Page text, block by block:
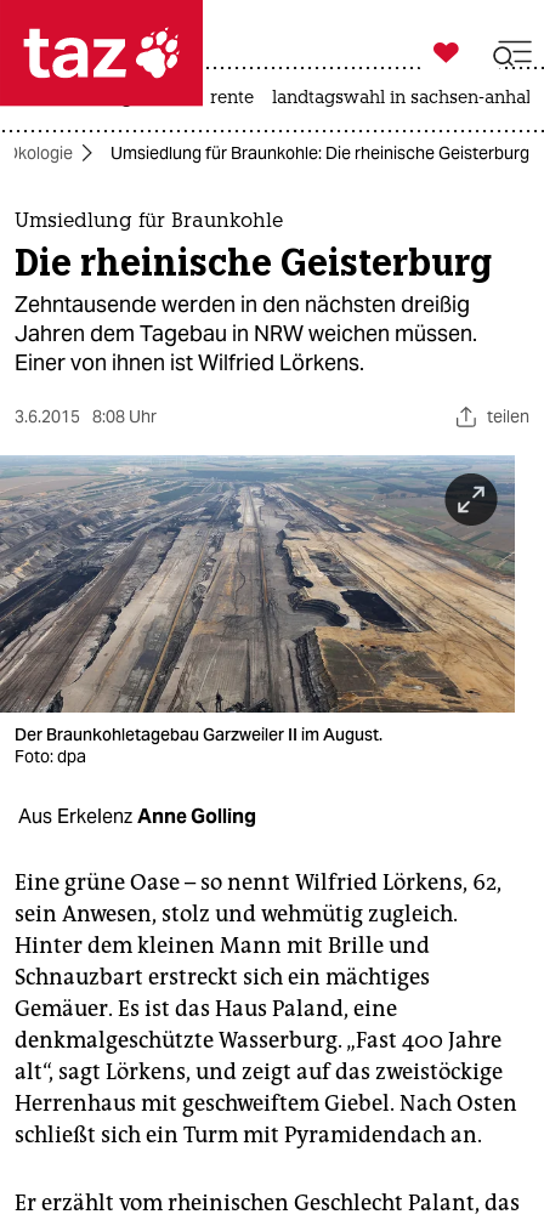
 taz zahl ich
taz zahl ich
themen
politik
öko
sport
berlin
nord
wahrheit
verlag
verlag
veranstaltungen
fragen & hilfe
unterstützen
abo
genossenschaft
epaper login

taz zahl ich
rente landtagswahl in sachsen-anhalt
Ökologie Umsiedlung für Braunkohle: Die rheinische Geisterburg
Umsiedlung für Braunkohle
Die rheinische Geisterburg
Zehntausende werden in den nächsten dreißig
Jahren dem Tagebau in NRW weichen müssen.
Einer von ihnen ist Wilfried Lörkens.
3.6.2015 8:08 Uhr teilen
Der Braunkohletagebau Garzweiler II im August.
Foto: dpa
Aus ErkelenzAnne Golling
Eine grüne Oase – so nennt Wilfried Lörkens, 62,
sein Anwesen, stolz und wehmütig zugleich.
Hinter dem kleinen Mann mit Brille und
Schnauzbart erstreckt sich ein mächtiges
Gemäuer. Es ist das Haus Paland, eine
denkmalgeschützte Wasserburg. „Fast 400 Jahre
alt“, sagt Lörkens, und zeigt auf das zweistöckige
Herrenhaus mit geschweiftem Giebel. Nach Osten
schließt sich ein Turm mit Pyramidendach an.
Er erzählt vom rheinischen Geschlecht Palant, das